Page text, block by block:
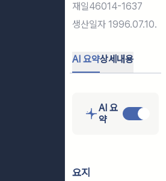
재일46014-1637
생산일자 1996.07.10.
AI 요약상세내용
AI 요
약
요지